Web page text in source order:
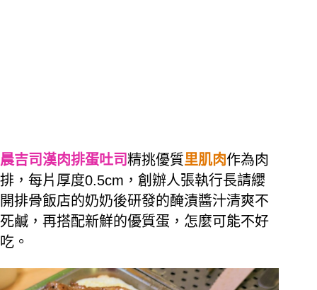
晨吉司漢肉排蛋吐司 精挑優質里肌肉作為肉
排，每片厚度0.5cm，創辦人張執行長請纓
開排骨飯店的奶奶後研發的醃漬醬汁清爽不
死鹹，再搭配新鮮的優質蛋，怎麼可能不好
吃。